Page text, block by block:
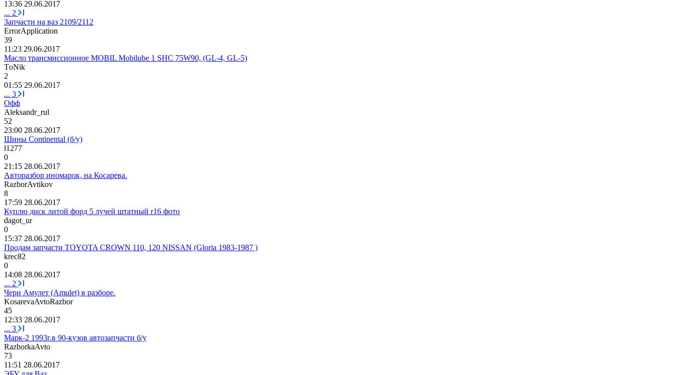
13:36 29.06.2017
... 2
Запчасти на ваз 2109/2112
ErrorApplication
39
11:23 29.06.2017
Масло трансмиссионное MOBIL Mobilube 1 SHC 75W90, (GL-4, GL-5)
TоNik
2
01:55 29.06.2017
... 3
Офф
Aleksandr_rul
52
23:00 28.06.2017
Шины Continental (б/у)
l1277
0
21:15 28.06.2017
Авторазбор иномарок, на Косарева.
RazborAvtikov
8
17:59 28.06.2017
Куплю диск литой форд 5 лучей штатный r16 фото
dagot_ur
0
15:37 28.06.2017
Продам запчасти TOYOTA CROWN 110, 120 NISSAN (Gloria 1983-1987 )
krec82
0
14:08 28.06.2017
... 2
Чери Амулет (Amulet) в разборе.
KosarevaAvtoRazbor
45
12:33 28.06.2017
... 3
Марк-2 1993г.в 90-кузов автозапчасти б/у
RazborkaAvto
73
11:51 28.06.2017